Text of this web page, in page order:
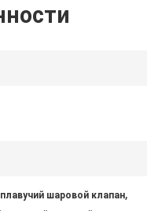
шаровой клапан,